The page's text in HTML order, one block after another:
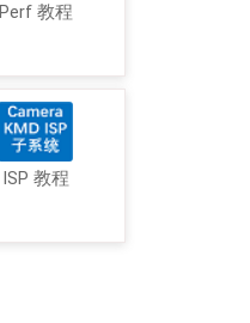
Perf 教程
ISP 教程